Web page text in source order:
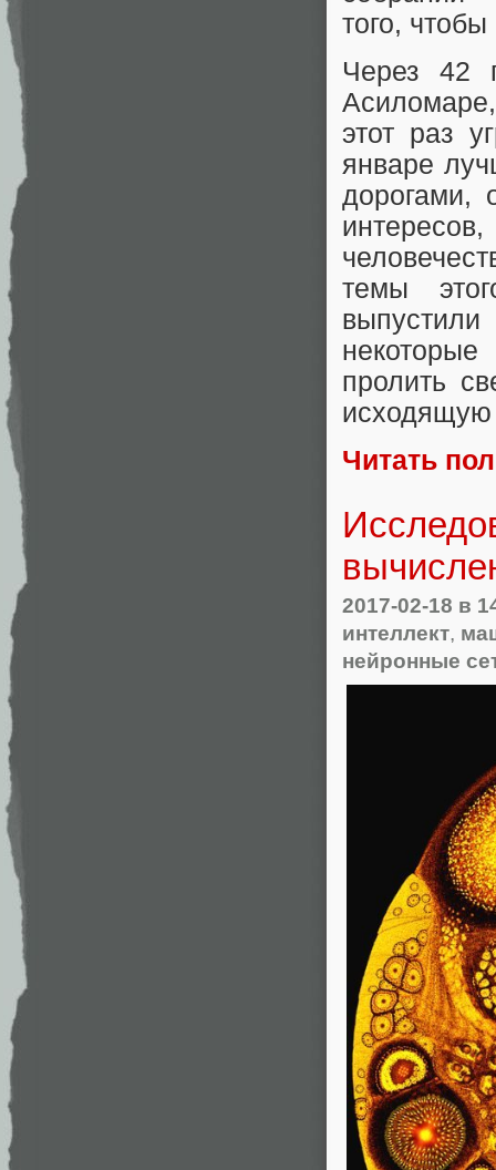
того,
Через 42
этот раз
январе
дорогами,
темы
пролить
исходящую
Читать
2017-02-18 в
интеллект,
нейронные